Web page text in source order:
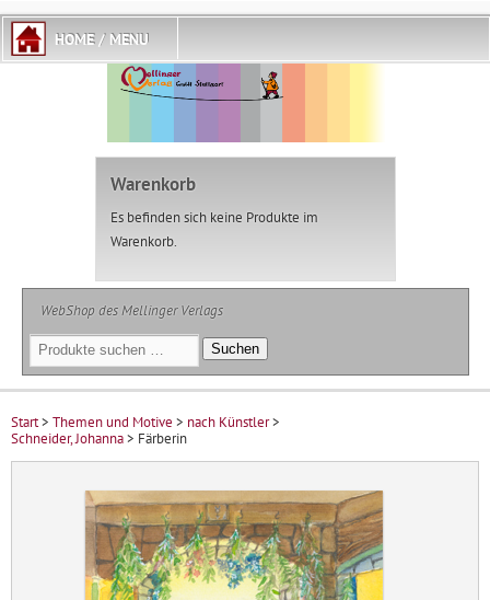
Warenkorb
Es befinden sich keine Produkte im
Warenkorb.
WebShop des Mellinger Verlags
Suchen
nach:
Suchen
Start> Themen und Motive > nach Künstler>
Schneider, Johanna> Färberin